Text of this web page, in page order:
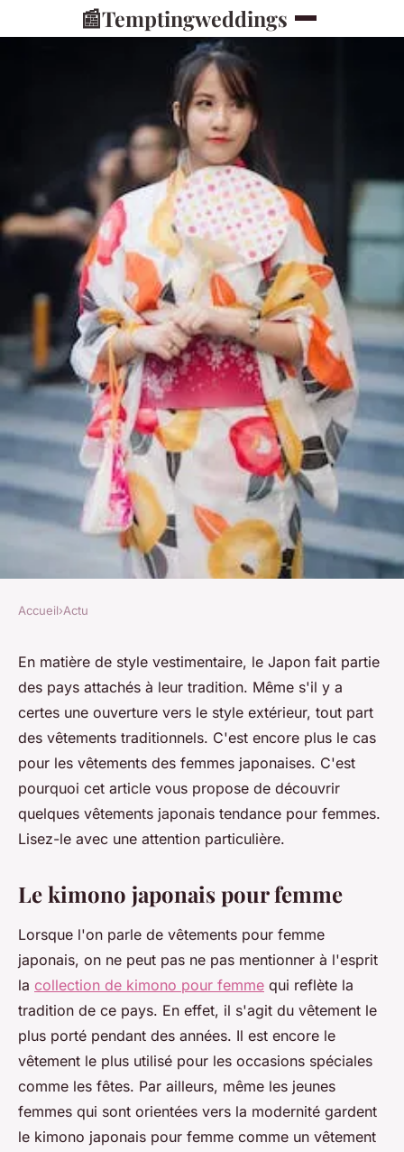
📰Temptingweddings
Vêtements pour femmes
japonaises : voici un aperçu !
Laura•26 décembre 2022•2 min de lecture
Accueil›Actu
En matière de style vestimentaire, le Japon fait partie
des pays attachés à leur tradition. Même s'il y a
certes une ouverture vers le style extérieur, tout part
des vêtements traditionnels. C'est encore plus le cas
pour les vêtements des femmes japonaises. C'est
pourquoi cet article vous propose de découvrir
quelques vêtements japonais tendance pour femmes.
Lisez-le avec une attention particulière.
Le kimono japonais pour femme
Lorsque l'on parle de vêtements pour femme
japonais, on ne peut pas ne pas mentionner à l'esprit
la collection de kimono pour femme qui reflète la
tradition de ce pays. En effet, il s'agit du vêtement le
plus porté pendant des années. Il est encore le
vêtement le plus utilisé pour les occasions spéciales
comme les fêtes. Par ailleurs, même les jeunes
femmes qui sont orientées vers la modernité gardent
le kimono japonais pour femme comme un vêtement